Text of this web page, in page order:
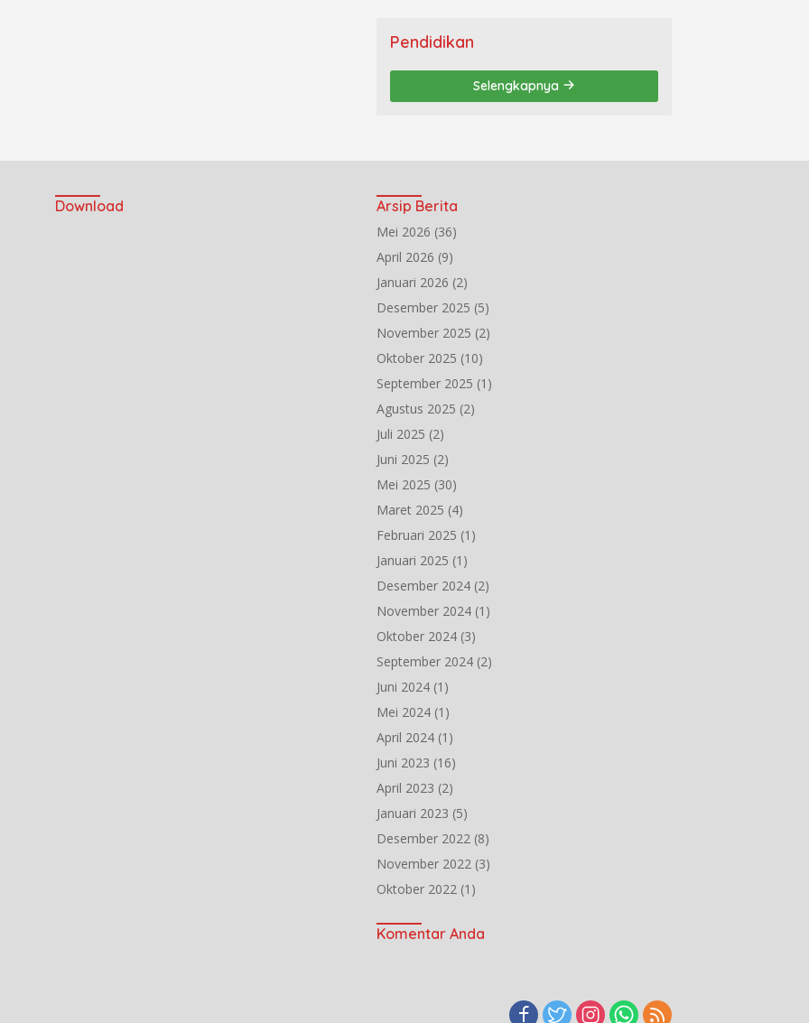
Pendidikan
Selengkapnya
Download Arsip Berita
Mei 2026 (36)
April 2026 (9)
Januari 2026 (2)
Desember 2025 (5)
November 2025 (2)
Oktober 2025 (10)
September 2025 (1)
Agustus 2025 (2)
Juli 2025 (2)
Juni 2025 (2)
Mei 2025 (30)
Maret 2025 (4)
Februari 2025 (1)
Januari 2025 (1)
Desember 2024 (2)
November 2024 (1)
Oktober 2024 (3)
September 2024 (2)
Juni 2024 (1)
Mei 2024 (1)
April 2024 (1)
Juni 2023 (16)
April 2023 (2)
Januari 2023 (5)
Desember 2022 (8)
November 2022 (3)
Oktober 2022 (1)
Komentar Anda